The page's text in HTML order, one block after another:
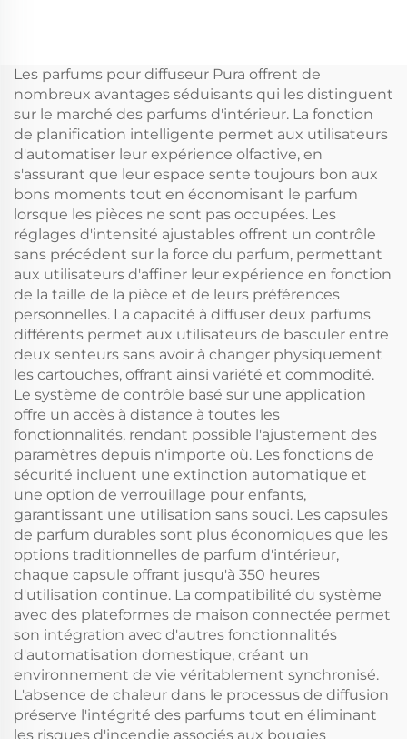
sans eau pour CVC et
hôtel
de diffuseur de
désodorisant d'huile
CVC électrique
Les parfums pour diffuseur Pura offrent de
nombreux avantages séduisants qui les distinguent
sur le marché des parfums d'intérieur. La fonction
de planification intelligente permet aux utilisateurs
d'automatiser leur expérience olfactive, en
s'assurant que leur espace sente toujours bon aux
bons moments tout en économisant le parfum
lorsque les pièces ne sont pas occupées. Les
réglages d'intensité ajustables offrent un contrôle
sans précédent sur la force du parfum, permettant
aux utilisateurs d'affiner leur expérience en fonction
de la taille de la pièce et de leurs préférences
personnelles. La capacité à diffuser deux parfums
différents permet aux utilisateurs de basculer entre
deux senteurs sans avoir à changer physiquement
les cartouches, offrant ainsi variété et commodité.
Le système de contrôle basé sur une application
offre un accès à distance à toutes les
fonctionnalités, rendant possible l'ajustement des
paramètres depuis n'importe où. Les fonctions de
sécurité incluent une extinction automatique et
une option de verrouillage pour enfants,
garantissant une utilisation sans souci. Les capsules
de parfum durables sont plus économiques que les
options traditionnelles de parfum d'intérieur,
chaque capsule offrant jusqu'à 350 heures
d'utilisation continue. La compatibilité du système
avec des plateformes de maison connectée permet
son intégration avec d'autres fonctionnalités
d'automatisation domestique, créant un
environnement de vie véritablement synchronisé.
L'absence de chaleur dans le processus de diffusion
préserve l'intégrité des parfums tout en éliminant
les risques d'incendie associés aux bougies